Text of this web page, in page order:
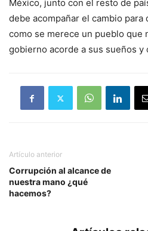
México, junto con el resto de
debe acompañar el cambio
como se merece un pueblo que
gobierno acorde a sus sueños y
Artículo anterior
Corrupción al alcance de
nuestra mano ¿qué
hacemos?